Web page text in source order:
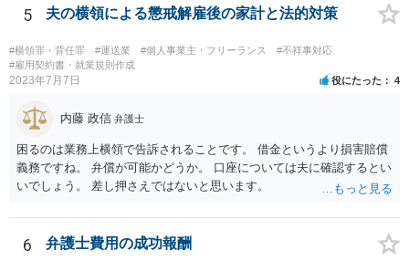
5 夫の横領による懲戒解雇後の家計と法的対策
#横領罪・背任罪 #運送業 #個人事業主・フリーランス
#不祥事対応
#雇用契約書・就業規則作成
2023年7月7日 役にたった 4
内藤 政信 弁護士
困るのは業務上横領で告訴されることです。 借金というより損害賠償
義務ですね。 弁償が可能かどうか。 口座については夫に確認するとい
いでしょう。 差し押さえではないと思います。
6 弁護士費用の成功報酬